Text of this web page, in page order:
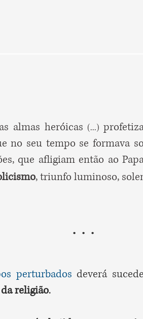
almas heróicas (...)
no seu tempo se formava
que afligiam então ao
, triunfo luminoso,
. . .
perturbados deverá
religião.